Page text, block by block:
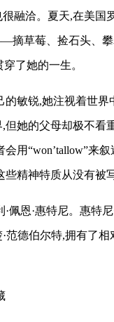
融洽。夏天,在美国
摘草莓、捡石头、
了她的一生。
敏锐,她注视着世界
,但她的父母却极不
用“won’tallow”来
精神特质从没有被
佩恩·惠特尼。惠特
范德伯尔特,拥有了